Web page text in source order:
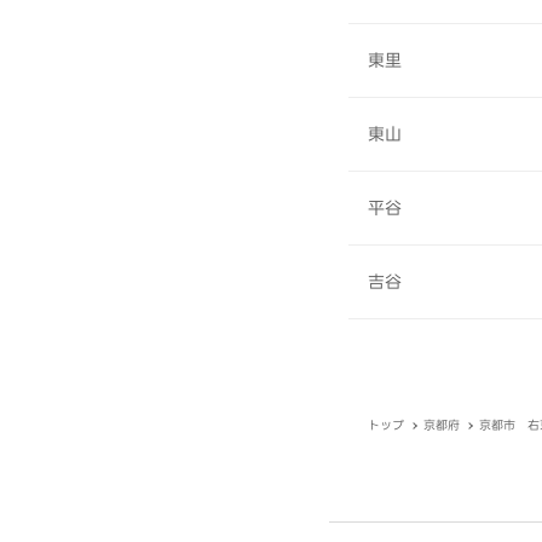
東里
東山
平谷
吉谷
トップ 京都府 京都市 右